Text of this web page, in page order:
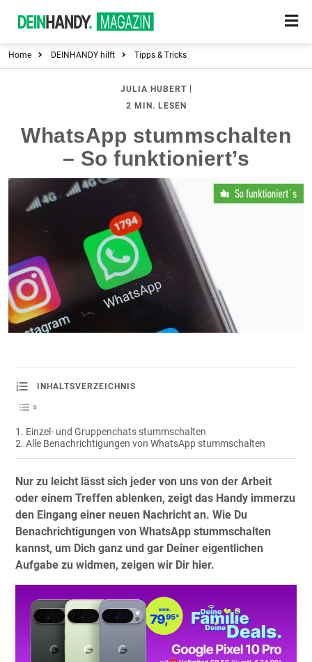
Home DEINHANDY hilft Tipps & Tricks
JULIA HUBERT|
2 MIN. LESEN
WhatsApp stummschalten
– So funktioniert’s
INHALTSVERZEICHNIS
Einzel- und Gruppenchats stummschalten
Alle Benachrichtigungen von WhatsApp stummschalten
Nur zu leicht lässt sich jeder von uns von der Arbeit
oder einem Treffen ablenken, zeigt das Handy immerzu
den Eingang einer neuen Nachricht an. Wie Du
Benachrichtigungen von WhatsApp stummschalten
kannst, um Dich ganz und gar Deiner eigentlichen
Aufgabe zu widmen, zeigen wir Dir hier.